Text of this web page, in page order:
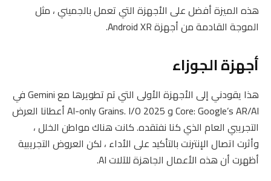
هذه الميزة أفضل على الأجهزة التي تعمل بالجميني ، مثل
الموجة القادمة من أجهزة Android XR.
أجهزة الجوزاء
هذا يقودني إلى الأجهزة الأولى التي تم تطويرها مع Gemini في
Core: Google’s AR/AI و AI-only Grains. I/O 2025 أعطانا العرض
التجريبي العام الذي كنا نفتقده. كانت هناك مواطن الخلل ،
وأثرت اتصال الإنترنت بالتأكيد على الأداء ، لكن العروض التجريبية
أظهرت أن هذه الأعمال الجاهزة للآلات AI.